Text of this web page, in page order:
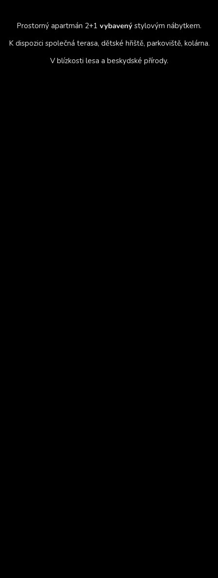
Prostorný apartmán 2+1 vybavený stylovým nábytkem.
K dispozici společná terasa, dětské hřiště, parkoviště, kolárna.
V blízkosti lesa a beskydské přírody.